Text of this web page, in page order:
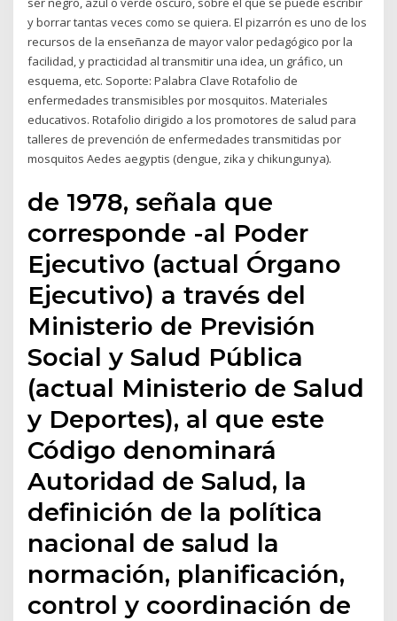
y borrar tantas veces como se quiera. El pizarrón es uno de los
recursos de la enseñanza de mayor valor pedagógico por la
facilidad, y practicidad al transmitir una idea, un gráfico, un
esquema, etc. Soporte: Palabra Clave Rotafolio de
enfermedades transmisibles por mosquitos. Materiales
educativos. Rotafolio dirigido a los promotores de salud para
talleres de prevención de enfermedades transmitidas por
mosquitos Aedes aegyptis (dengue, zika y chikungunya).
de 1978, señala que
corresponde -al Poder
Ejecutivo (actual Órgano
Ejecutivo) a través del
Ministerio de Previsión
Social y Salud Pública
(actual Ministerio de Salud
y Deportes), al que este
Código denominará
Autoridad de Salud, la
definición de la política
nacional de salud la
normación, planificación,
control y coordinación de